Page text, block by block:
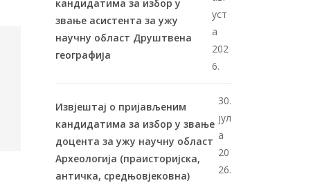
кандидатима за избор у
звање асистента за ужу
научну област Друштвена
географија
уст
а
202
6.
Извјештај о пријављеним
кандидатима за избор у звање
доцента за ужу научну област
Археологија (праисторијска,
античка, средњовјековна)
30.
јул
а
20
26.